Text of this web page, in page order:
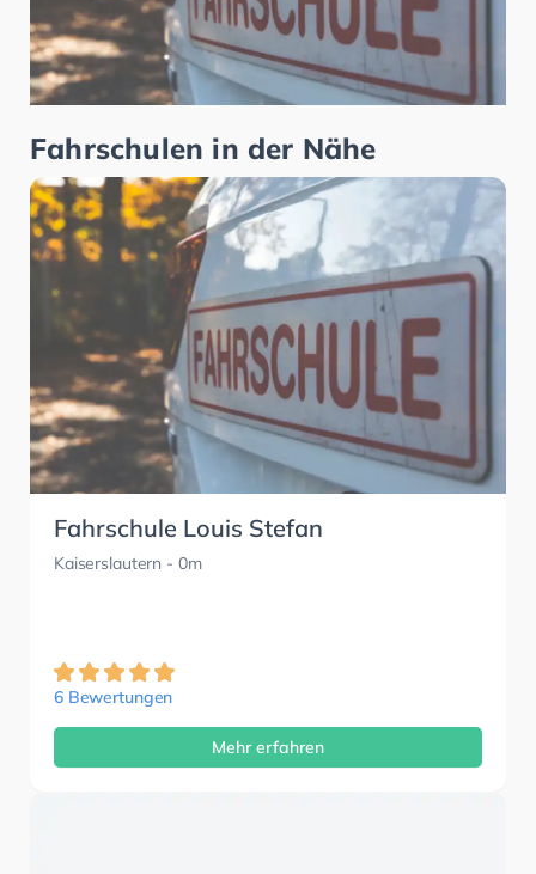
Fahrschulen in der Nähe
Fahrschule Louis Stefan
Kaiserslautern - 0m
6 Bewertungen
Mehr erfahren